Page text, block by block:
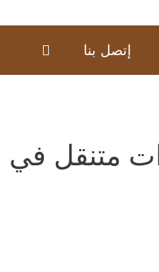
إتصل بنا
متنقل في